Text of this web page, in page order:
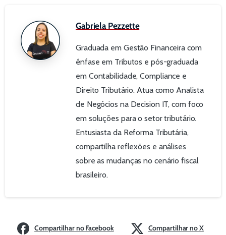
Gabriela Pezzette
Graduada em Gestão Financeira com
ênfase em Tributos e pós-graduada
em Contabilidade, Compliance e
Direito Tributário. Atua como Analista
de Negócios na Decision IT, com foco
em soluções para o setor tributário.
Entusiasta da Reforma Tributária,
compartilha reflexões e análises
sobre as mudanças no cenário fiscal
brasileiro.
Compartilhar no Facebook Compartilhar no X